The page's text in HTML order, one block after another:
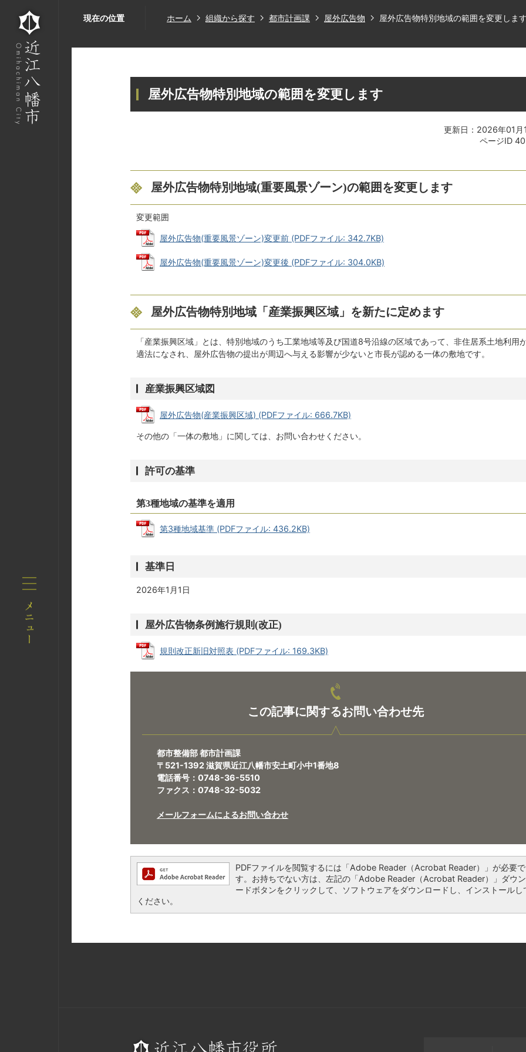
現在の位置 ホーム 組織から探す 都市計画課 屋外広告物 屋外広告物特別地域の範囲を変更しま
屋外広告物特別地域の範囲を変更します
更新日：2026年01月
ページID
屋外広告物特別地域(重要風景ゾーン)の範囲を変更します
変更範囲
屋外広告物(重要風景ゾーン)変更前 (PDFファイル: 342.7KB)
屋外広告物(重要風景ゾーン)変更後 (PDFファイル: 304.0KB)
屋外広告物特別地域「産業振興区域」を新たに定めます
「産業振興区域」とは、特別地域のうち工業地域等及び国道8号沿線の区域であって、非住居系土地利用
適法になされ、屋外広告物の提出が周辺へ与える影響が少ないと市長が認める一体の敷地です。
産業振興区域図
屋外広告物(産業振興区域) (PDFファイル: 666.7KB)
その他の「一体の敷地」に関しては、お問い合わせください。
許可の基準
第3種地域の基準を適用
第3種地域基準 (PDFファイル: 436.2KB)
基準日
2026年1月1日
屋外広告物条例施行規則(改正)
規則改正新旧対照表 (PDFファイル: 169.3KB)
この記事に関するお問い合わせ先
都市整備部 都市計画課
〒521-1392 滋賀県近江八幡市安土町小中1番地8
電話番号：0748-36-5510
ファクス：0748-32-5032
メールフォームによるお問い合わせ
PDFファイルを閲覧するには「Adobe Reader（Acrobat Reader）」が必要で
す。お持ちでない方は、左記の「Adobe Reader（Acrobat Reader）」ダウ
ードボタンをクリックして、ソフトウェアをダウンロードし、インストールし
ください。